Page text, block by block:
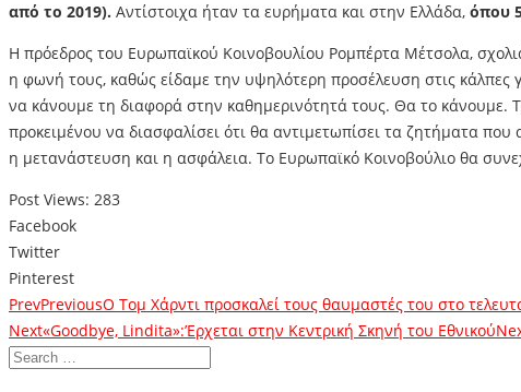
από το 2019). Αντίστοιχα ήταν τα ευρήματα και στην Ελλάδα, όπου
Η πρόεδρος του Ευρωπαϊκού Κοινοβουλίου Ρομπέρτα Μέτσολα,
η φωνή τους, καθώς είδαμε την υψηλότερη προσέλευση στις
να κάνουμε τη διαφορά στην καθημερινότητά τους. Θα το κάνουμε.
προκειμένου να διασφαλίσει ότι θα αντιμετωπίσει τα ζητήματα
η μετανάστευση και η ασφάλεια. Το Ευρωπαϊκό Κοινοβούλιο θα
Post Views: 283
Facebook
Twitter
Pinterest
PrevPreviousΟ Τομ Χάρντι προσκαλεί τους θαυμαστές του στο
Next«Goodbye, Lindita»:’Eρχεται στην Κεντρική Σκηνή του Εθνικού